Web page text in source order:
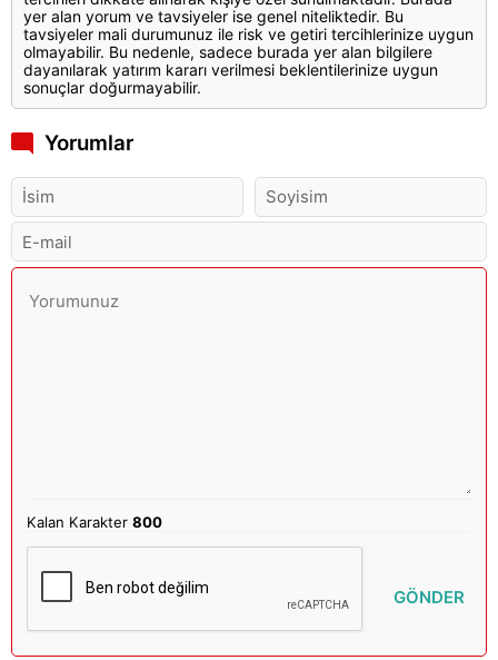
yer alan yorum ve tavsiyeler ise genel niteliktedir. Bu
tavsiyeler mali durumunuz ile risk ve getiri tercihlerinize uygun
olmayabilir. Bu nedenle, sadece burada yer alan bilgilere
dayanılarak yatırım kararı verilmesi beklentilerinize uygun
sonuçlar doğurmayabilir.
Yorumlar
Kalan Karakter800
GÖNDER